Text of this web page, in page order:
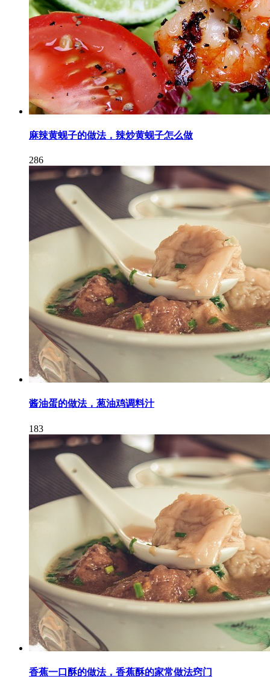
麻辣黄蚬子的做法，辣炒黄蚬子怎么做
286
酱油蛋的做法，葱油鸡调料汁
183
香蕉一口酥的做法，香蕉酥的家常做法窍门